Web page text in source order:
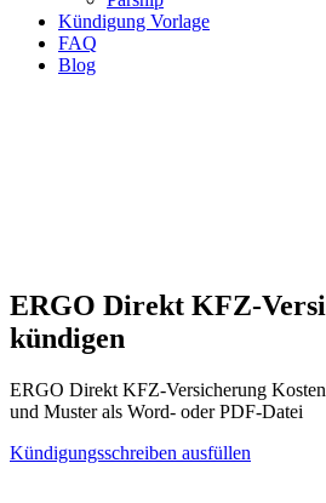
Kündigung Vorlage
FAQ
Blog
ERGO Direkt KFZ-
kündigen
ERGO Direkt KFZ-Versicherung
und Muster als Word- oder PDF-Datei
Kündigungsschreiben ausfüllen